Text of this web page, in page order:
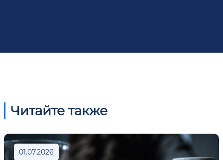
Читайте также
01.07.2026